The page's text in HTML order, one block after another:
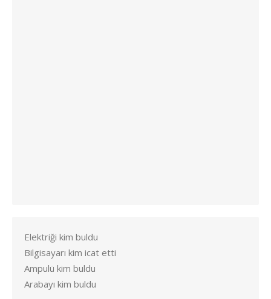
Elektriği kim buldu
Bilgisayarı kim icat etti
Ampulü kim buldu
Arabayı kim buldu